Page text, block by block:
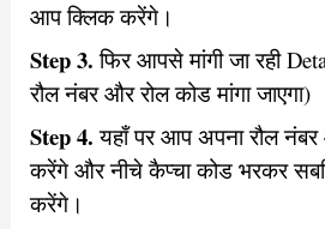
आप क्लिक करेंगे।
Step 3. फिर आपसे मांगी जा रही
रौल नंबर और रोल कोड मांगा जाएगा)
Step 4. यहाँ पर आप अपना रौल
करेंगे और नीचे कैप्चा कोड भरकर
करेंगे।